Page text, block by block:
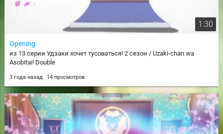
1:30
Opening
из 13 серии Удзаки хочет тусоваться! 2 сезон / Uzaki-chan wa
Asobitai! Double
3 года назад 14 просмотров